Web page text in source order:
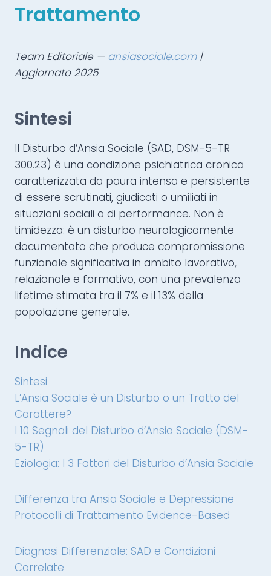
Trattamento
Team Editoriale — ansiasociale.com|
Aggiornato 2025
Sintesi
Il Disturbo d’Ansia Sociale (SAD, DSM-5-TR
300.23) è una condizione psichiatrica cronica
caratterizzata da paura intensa e persistente
di essere scrutinati, giudicati o umiliati in
situazioni sociali o di performance. Non è
timidezza: è un disturbo neurologicamente
documentato che produce compromissione
funzionale significativa in ambito lavorativo,
relazionale e formativo, con una prevalenza
lifetime stimata tra il 7% e il 13% della
popolazione generale.
Indice
Sintesi
L’Ansia Sociale è un Disturbo o un Tratto del
Carattere?
I 10 Segnali del Disturbo d’Ansia Sociale (DSM-
5-TR)
Eziologia: I 3 Fattori del Disturbo d’Ansia Sociale
Differenza tra Ansia Sociale e Depressione
Protocolli di Trattamento Evidence-Based
Diagnosi Differenziale: SAD e Condizioni
Correlate